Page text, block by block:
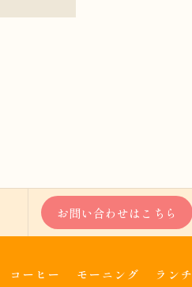
お問い合わせはこちら
コーヒー モーニング ランチ